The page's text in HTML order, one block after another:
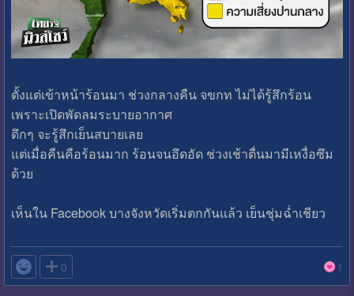
ตั้งแต่เข้าหน้าร้อนมา ช่วงกลางคืน จขกท ไม่ได้รู้สึกร้อน
เพราะเปิดพัดลมระบายอากาศ
ดึกๆ จะรู้สึกเย็นสบายเลย
แต่เมื่อคืนคือร้อนมาก ร้อนจนอึดอัด ช่วงเช้าตื่นมามีเหงื่อซึม
ด้วย
เห็นใน Facebook บางจังหวัดเริ่มตกกันแล้ว เย็นชุ่มฉ่ำเชียว
 0 1